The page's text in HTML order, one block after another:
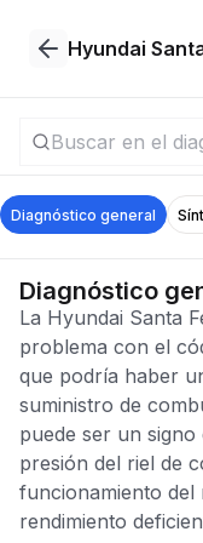
Hyundai
Diagnóstico general
Diagnóstico
La Hyundai Santa
problema con el
que podría haber
suministro de
puede ser un
presión del riel de
funcionamiento
rendimiento